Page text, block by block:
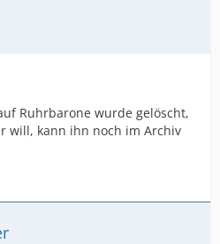
Ruhrbarone wurde gelöscht,
will, kann ihn noch im Archiv